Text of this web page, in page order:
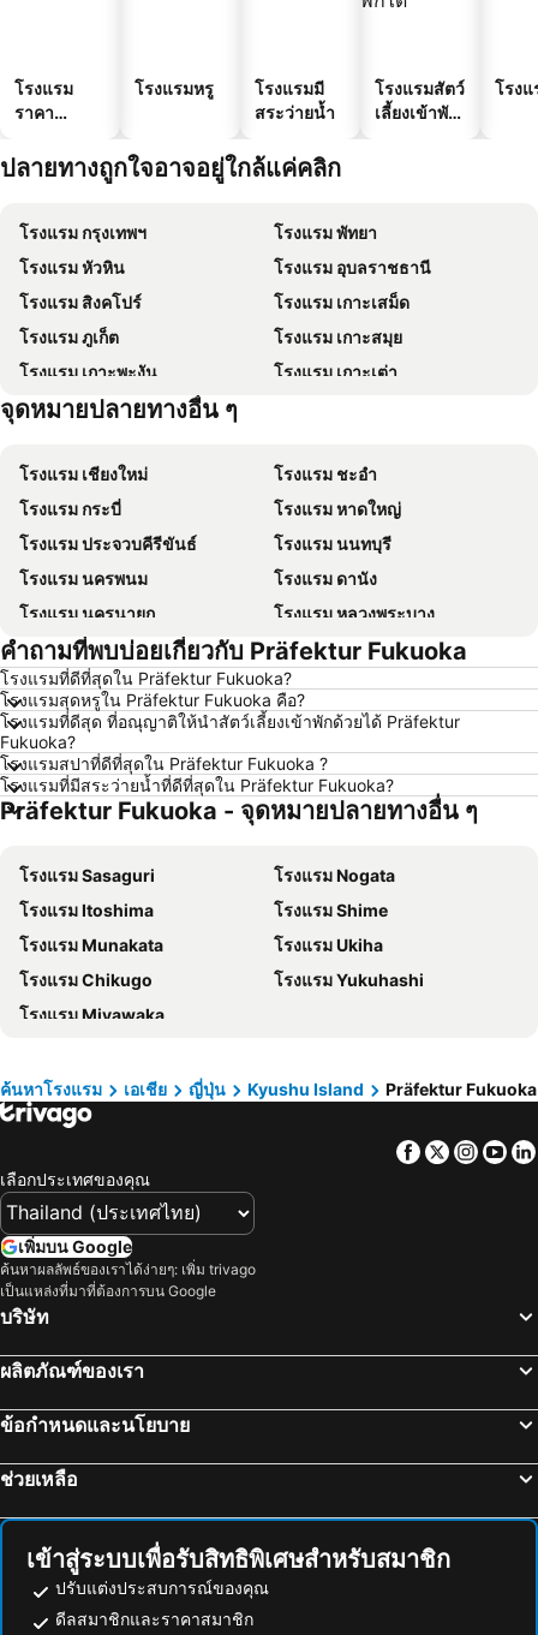
โรงแรม
ราคา
โรงแรมหรู
โรงแรมมี
สระว่ายน้ำ
โรงแรมสัตว์
เลี้ยงเข้าพัก
โรง
ปลายทางถูกใจอาจอยู่ใกล้แค่คลิก
โรงแรม กรุงเทพฯ
โรงแรม พัทยา
โรงแรม หัวหิน
โรงแรม อุบลราชธานี
โรงแรม สิงคโปร์
โรงแรม เกาะเสม็ด
โรงแรม ภูเก็ต
โรงแรม เกาะสมุย
โรงแรม เกาะพะงัน
โรงแรม เกาะเต่า
โรงแรม เกาะฟุก๊ว
จุดหมายปลายทางอื่น ๆ
โรงแรม เชียงใหม่
โรงแรม ชะอำ
โรงแรม กระบี่
โรงแรม หาดใหญ่
โรงแรม ประจวบคีรีขันธ์
โรงแรม นนทบุรี
โรงแรม นครพนม
โรงแรม ดานัง
โรงแรม นครนายก
โรงแรม หลวงพระบาง
โรงแรม เกาะล้าน
โรงแรม ซินยี่
โรงแรม ระยอง
โรงแรม กาญจนบุรี
โรงแรม สระบุรี
โรงแรม นครราชสีมา
โรงแรม หาดป่าตอง
โรงแรม อุดรธานี
โรงแรม เวียงจันทน์
โรงแรม เกาะหลีเป๊ะ
โรงแรม เกาะลันตา
โรงแรม ญี่ปุ่น
โรงแรม มาเก๊า
โรงแรม ไทเป
โรงแรม ลักเซมเบิร์ก
โรงแรม มาเช่
คำถามที่พบบ่อยเกี่ยวกับ Präfektur Fukuoka
โรงแรมที่ดีที่สุดใน Präfektur Fukuoka?
โรงแรมสุดหรูใน Präfektur Fukuoka คือ?
โรงแรมที่ดีสุด ที่อณุญาติให้นำสัตว์เลี้ยงเข้าพักด้วยได้ Präfektur
Fukuoka?
โรงแรมสปาที่ดีที่สุดใน Präfektur Fukuoka ?
โรงแรมที่มีสระว่ายน้ำที่ดีที่สุดใน Präfektur Fukuoka?
Präfektur Fukuoka - จุดหมายปลายทางอื่น ๆ
โรงแรม Sasaguri
โรงแรม Nogata
โรงแรม Itoshima
โรงแรม Shime
โรงแรม Munakata
โรงแรม Ukiha
โรงแรม Chikugo
โรงแรม Yukuhashi
โรงแรม Miyawaka
ค้นหาโรงแรม เอเชีย ญี่ปุ่น Kyushu Island Präfektur Fukuoka
Facebook
Twitter
เลือกประเทศของคุณ
เพิ่มบน Google
ค้นหาผลลัพธ์ของเราได้ง่ายๆ: เพิ่ม trivago
เป็นแหล่งที่มาที่ต้องการบน Google
บริษัท
ผลิตภัณฑ์ของเรา
ข้อกำหนดและนโยบาย
ช่วยเหลือ
เข้าสู่ระบบเพื่อรับสิทธิพิเศษสำหรับสมาชิก
ปรับแต่งประสบการณ์ของคุณ
ดีลสมาชิกและราคาสมาชิก